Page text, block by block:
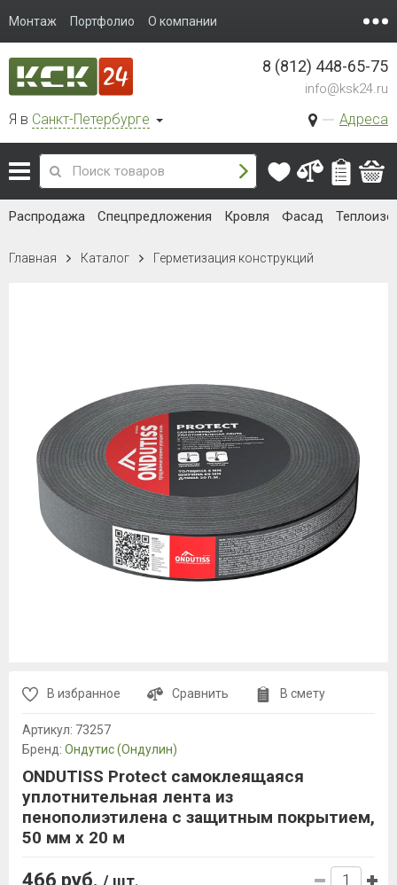
Монтаж Портфолио О компании
Я в Санкт-Петербурге Адреса
8 (812) 448-65-75
info@ksk24.ru
Распродажа Спецпредложения Кровля Фасад
Главная Каталог Герметизация конструкций
В избранное Сравнить В смету
Артикул: 73257
Бренд: Ондутис (Ондулин)
ONDUTISS Protect самоклеящаяся
уплотнительная лента из
пенополиэтилена с защитным покрытием,
50 мм х 20 м
466 руб. / шт.